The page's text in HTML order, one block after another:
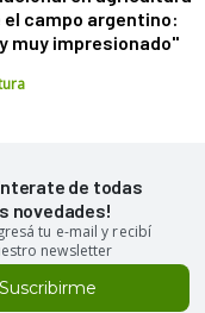
el campo argentino:
muy impresionado"
de todas
novedades!
tu e-mail y recibí
newsletter
Suscribirme